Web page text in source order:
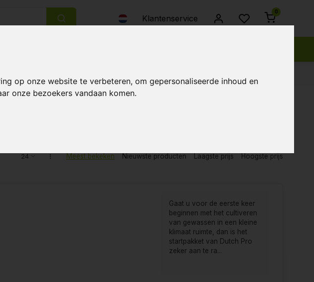
op onze website te verbeteren, om gepersonaliseerde inhoud en
onze bezoekers vandaan komen.
Klantenservice
0
Meest bekeken Nieuwste producten Laagste prijs Hoogste prijs
Gaat u voor de eerste keer
beginnen met het cultiveren
van gewassen in een kleine
klimaat ruimte, dan is het
startpakket van Dutch Pro
zeker aan te ra...